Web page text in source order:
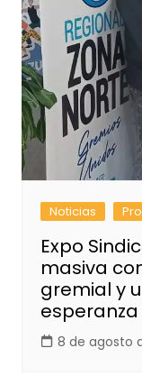
Noticias
Expo
masiva
gremial y
esperanza
8 de agosto